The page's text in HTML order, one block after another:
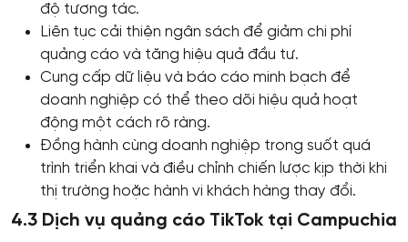
độ tương tác.
Liên tục cải thiện ngân sách để giảm chi phí
quảng cáo và tăng hiệu quả đầu tư.
Cung cấp dữ liệu và báo cáo minh bạch để
doanh nghiệp có thể theo dõi hiệu quả hoạt
động một cách rõ ràng.
Đồng hành cùng doanh nghiệp trong suốt quá
trình triển khai và điều chỉnh chiến lược kịp thời khi
thị trường hoặc hành vi khách hàng thay đổi.
4.3 Dịch vụ quảng cáo TikTok tại Campuchia